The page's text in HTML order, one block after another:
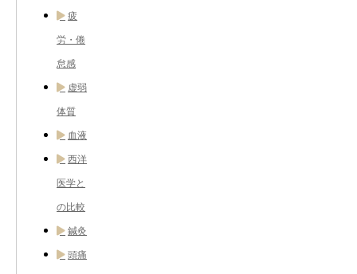
疲
労・倦
怠感
虚弱
体質
血液
西洋
医学と
の比較
鍼灸
頭痛